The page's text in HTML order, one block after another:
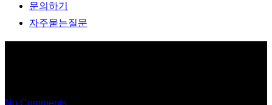
문의하기
자주묻는질문
No Comments